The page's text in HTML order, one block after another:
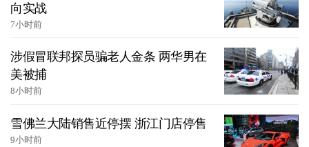
向实战
7小时前
涉假冒联邦探员骗老人金条 两华男在
美被捕
8小时前
雪佛兰大陆销售近停摆 浙江门店停售
9小时前